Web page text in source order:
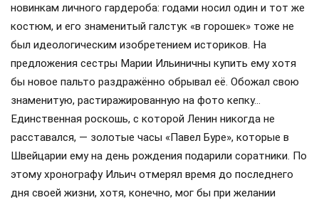
новинкам личного гардероба: годами носил один и тот же
костюм, и его знаменитый галстук «в горошек» тоже не
был идеологическим изобретением историков. На
предложения сестры Марии Ильиничны купить ему хотя
бы новое пальто раздражённо обрывал её. Обожал свою
знаменитую, растиражированную на фото кепку…
Единственная роскошь, с которой Ленин никогда не
расставался, — золотые часы «Павел Буре», которые в
Швейцарии ему на день рождения подарили соратники. По
этому хронографу Ильич отмерял время до последнего
дня своей жизни, хотя, конечно, мог бы при желании